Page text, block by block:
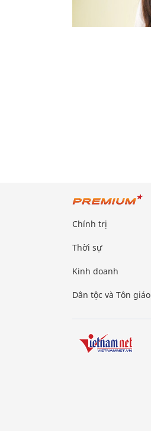
Chính trị
Thời sự
Kinh doanh
Dân tộc và Tôn giáo